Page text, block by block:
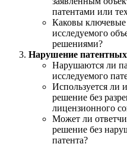
патентами или
Каковы
исследуемого
решениями?
Нарушение
Нарушаются ли
исследуемого
Используется ли
решение без
лицензионного
Может ли
решение без
патента?